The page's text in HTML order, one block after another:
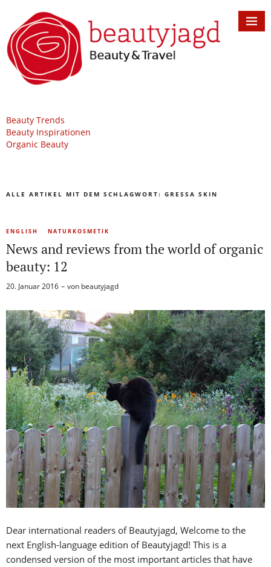
Beauty Trends
Beauty Inspirationen
Organic Beauty
ALLE ARTIKEL MIT DEM SCHLAGWORT: GRESSA SKIN
ENGLISH NATURKOSMETIK
News and reviews from the world of organic
beauty: 12
20. Januar 2016 von beautyjagd
Dear international readers of Beautyjagd, Welcome to the
next English-language edition of Beautyjagd! This is a
condensed version of the most important articles that have